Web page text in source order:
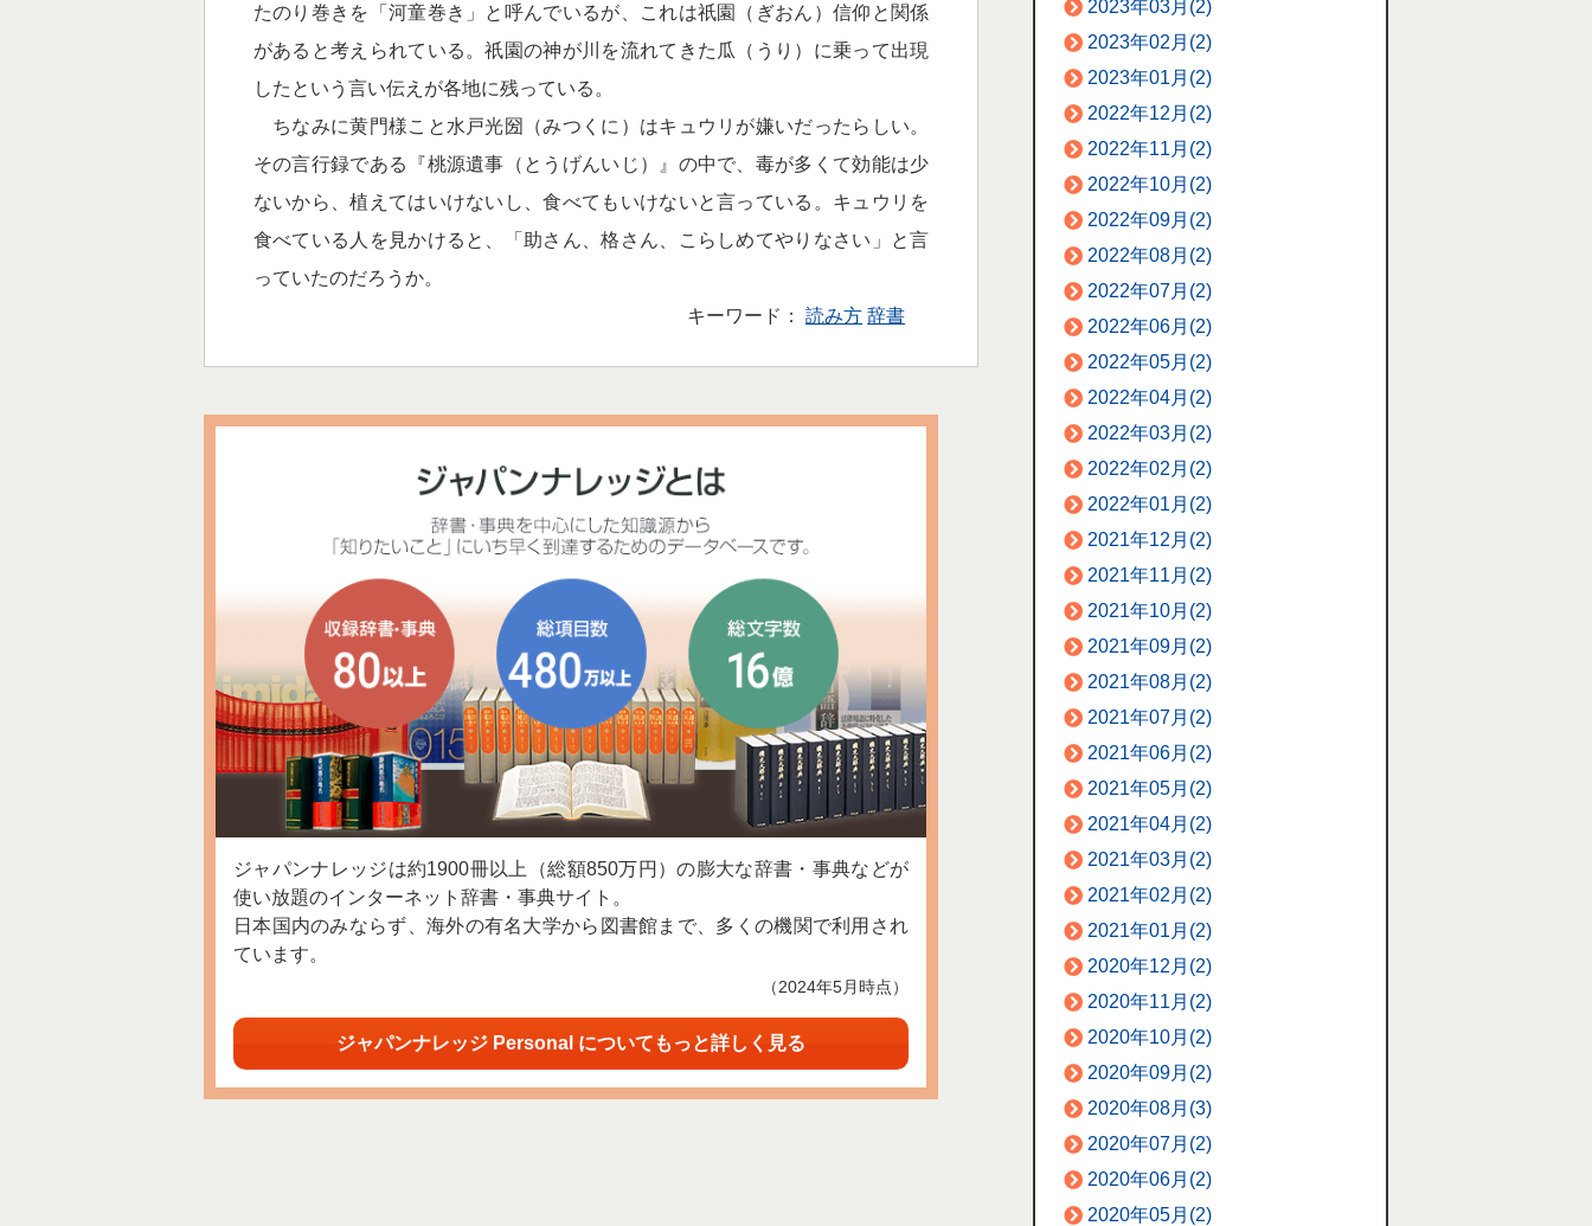
たのり巻きを「河童巻き」と呼んでいるが、これは祇園（ぎおん）信仰と関係
があると考えられている。祇園の神が川を流れてきた瓜（うり）に乗って出現
したという言い伝えが各地に残っている。
ちなみに黄門様こと水戸光圀（みつくに）はキュウリが嫌いだったらしい。
その言行録である『桃源遺事（とうげんいじ）』の中で、毒が多くて効能は少
ないから、植えてはいけないし、食べてもいけないと言っている。キュウリを
食べている人を見かけると、「助さん、格さん、こらしめてやりなさい」と言
っていたのだろうか。
キーワード：読み方 辞書
ジャパンナレッジは約1900冊以上（総額850万円）の膨大な辞書・事典などが
使い放題のインターネット辞書・事典サイト。
日本国内のみならず、海外の有名大学から図書館まで、多くの機関で利用され
ています。
（2024年5月時点）
ジャパンナレッジ Personal についてもっと詳しく見る
2023年03月(2)
2023年02月(2)
2023年01月(2)
2022年12月(2)
2022年11月(2)
2022年10月(2)
2022年09月(2)
2022年08月(2)
2022年07月(2)
2022年06月(2)
2022年05月(2)
2022年04月(2)
2022年03月(2)
2022年02月(2)
2022年01月(2)
2021年12月(2)
2021年11月(2)
2021年10月(2)
2021年09月(2)
2021年08月(2)
2021年07月(2)
2021年06月(2)
2021年05月(2)
2021年04月(2)
2021年03月(2)
2021年02月(2)
2021年01月(2)
2020年12月(2)
2020年11月(2)
2020年10月(2)
2020年09月(2)
2020年08月(3)
2020年07月(2)
2020年06月(2)
2020年05月(2)